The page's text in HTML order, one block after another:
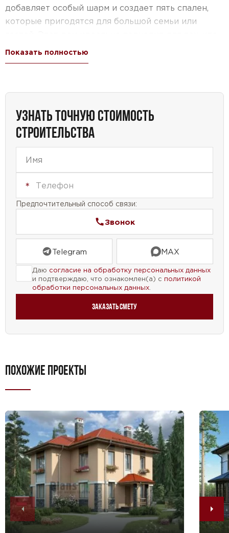
добавляет особый шарм и создает пять спален,
которые пригодятся для большой семьи или
хочет получить мансардный дом, не тратя много
денег. Небольшие мансардные дома становятся
Мы уверены, что наш проект дома №42-92 будет
отличным выбором для тех, кто ищет недорогой и
функциональный дом. Не упустите возможность
создать свой уютный уголок среди зеленых
просторов.
Показать полностью
УЗНАТЬ ТОЧНУЮ СТОИМОСТЬ
СТРОИТЕЛЬСТВА
Предпочтительный способ связи:
Звонок
Telegram MAX
Даю согласие на обработку персональных данных
и подтверждаю, что ознакомлен(а) с политикой
обработки персональных данных.
Заказать смету
ПОХОЖИЕ ПРОЕКТЫ